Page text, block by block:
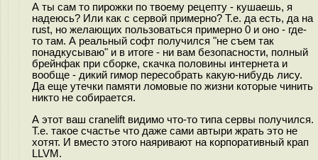
А ты сам то пирожки по твоему рецепту - кушаешь, я
надеюсь? Или как с сервой примерно? Т.е. да есть, да на
rust, но желающих пользоваться примерно 0 и оно - где-
то там. А реальный софт получился "не съем так
понадкусываю" и в итоге - ни вам безопасности, полный
брейнфак при сборке, скачка половины интернета и
вообще - дикий гимор пересобрать какую-нибудь лису.
Да еще утечки памяти ломовые по жизни которые чинить
никто не собирается.
А этот ваш cranelift видимо что-то типа сервы получился.
Т.е. такое счастье что даже сами автыри жрать это не
хотят. И вместо этого наяривают на корпоративный крап
LLVM.